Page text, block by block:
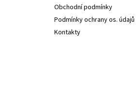
Obchodní podmínky
Podmínky ochrany os. údajů
Kontakty